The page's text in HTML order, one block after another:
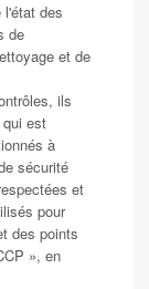
l'état des
de
et de
ils
est
à
sécurité
et
pour
des points
», en